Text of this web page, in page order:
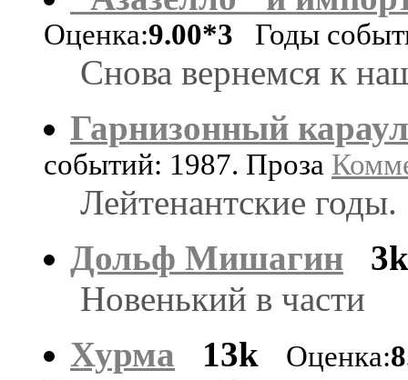
Оценка:9.00*3 Годы
Снова вернемся к
Гарнизонный караул
событий: 1987. Проза
Лейтенантские годы.
Дольф Мишагин
3k
Новенький в части
Хурма
13k Оценка: